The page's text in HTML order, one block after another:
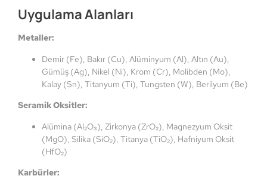
Uygulama Alanları
Metaller:
Demir (Fe), Bakır (Cu), Alüminyum (Al), Altın (Au),
Gümüş (Ag), Nikel (Ni), Krom (Cr), Molibden (Mo),
Kalay (Sn), Titanyum (Ti), Tungsten (W), Berilyum (Be)
Seramik Oksitler:
Alümina (Al₂O₃), Zirkonya (ZrO₂), Magnezyum Oksit
(MgO), Silika (SiO₂), Titanya (TiO₂), Hafniyum Oksit
(HfO₂)
Karbürler: